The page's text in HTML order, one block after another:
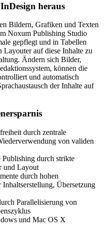
heraus
Bildern, Grafiken und Texten
Noxum Publishing Studio
gepflegt und in Tabellen
auf diese Inhalte zu
Ändern sich Bilder,
können die
und automatisch
der Inhalte auf
durch zentrale
von validen
Publishing durch strikte
und Layout
durch hohen
Inhaltserstellung, Übersetzung
Parallelisierung von
und Mac OS X